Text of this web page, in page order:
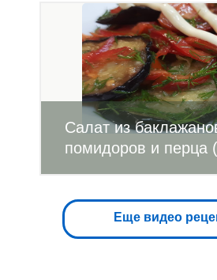
Салат из
помидоров и перца
Еще видео